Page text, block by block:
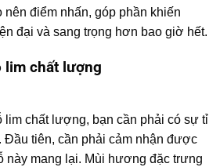
nên điểm nhấn, góp phần khiến
đại và sang trọng hơn bao giờ hết.
lim chất lượng
chất lượng, bạn cần phải có sự tỉ
Đầu tiên, cần phải cảm nhận được
này mang lại. Mùi hương đặc trưng